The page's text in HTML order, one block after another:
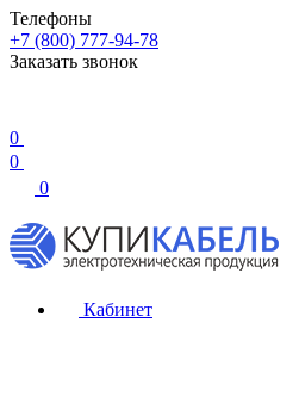
Телефоны
+7 (800) 777-94-78
Заказать звонок
0
0
0
Кабинет